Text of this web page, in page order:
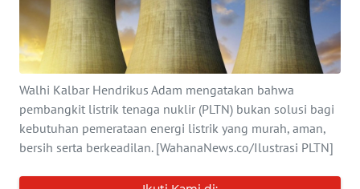
Walhi Kalbar Hendrikus Adam mengatakan bahwa
pembangkit listrik tenaga nuklir (PLTN) bukan solusi bagi
kebutuhan pemerataan energi listrik yang murah, aman,
bersih serta berkeadilan. [WahanaNews.co/Ilustrasi PLTN]
KONTAK
KAMI
INFO
IKLAN
TENTANG
KAMI